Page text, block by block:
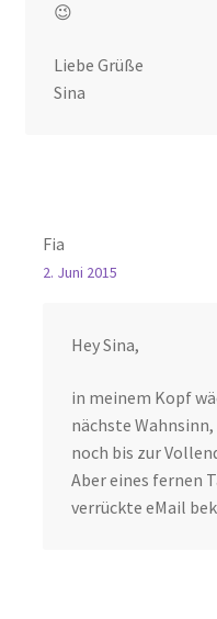
😉
Liebe Grüße
Sina
Fia
2. Juni 2015
Hey Sina,
in meinem Kopf
nächste
noch bis zur
Aber eines fernen
verrückte eMail